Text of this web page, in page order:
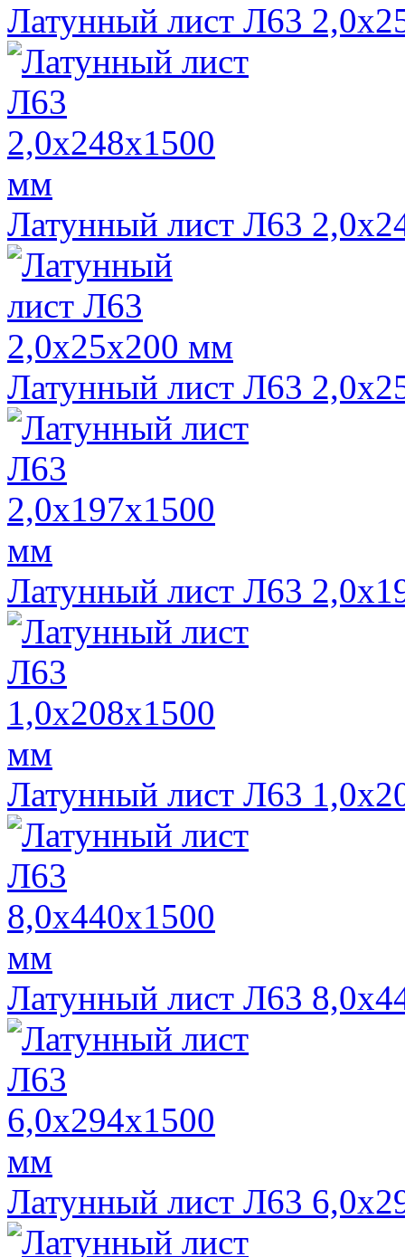
Латунный лист Л63
Латунный лист Л63
Латунный лист Л63
Латунный лист Л63
Латунный лист Л63
Латунный лист Л63
Латунный лист Л63